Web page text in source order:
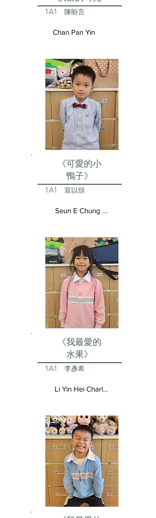
1A1 陳盼言
Chan Pan Yin
《可愛的小
鴨子》
1A1 宣以頌
Seun E Chung Aston
《我最愛的
水果》
1A1 李彥希
Li Yin Hei Charlotte